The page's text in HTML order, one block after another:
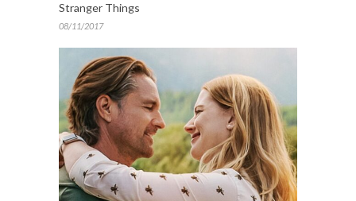
Stranger Things
08/11/2017